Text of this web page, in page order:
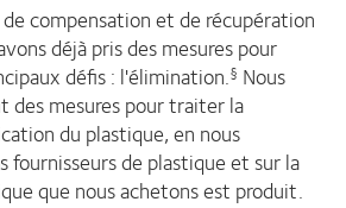
compensation et de récupération
déjà pris des mesures pour
défis : l'élimination.§ Nous
des mesures pour traiter la
du plastique, en nous
fournisseurs de plastique et sur la
que nous achetons est produit.